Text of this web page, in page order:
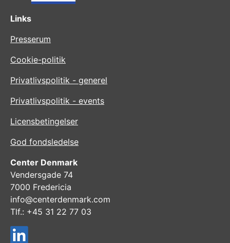
Links
Presserum
Cookie-politik
Privatlivspolitik - generel
Privatlivspolitik - events
Licensbetingelser
God fondsledelse
Center Denmark
Vendersgade 74
7000 Fredericia
info@centerdenmark.com
Tlf.: +45 31 22 77 03